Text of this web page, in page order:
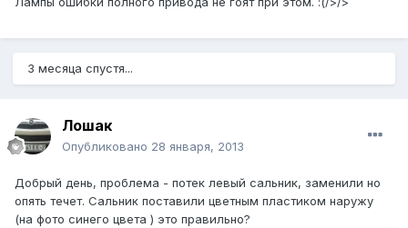
3 месяца спустя...
Лошак
Опубликовано 28 января, 2013
Добрый день, проблема - потек левый сальник, заменили но
опять течет. Сальник поставили цветным пластиком наружу
(на фото синего цвета ) это правильно?